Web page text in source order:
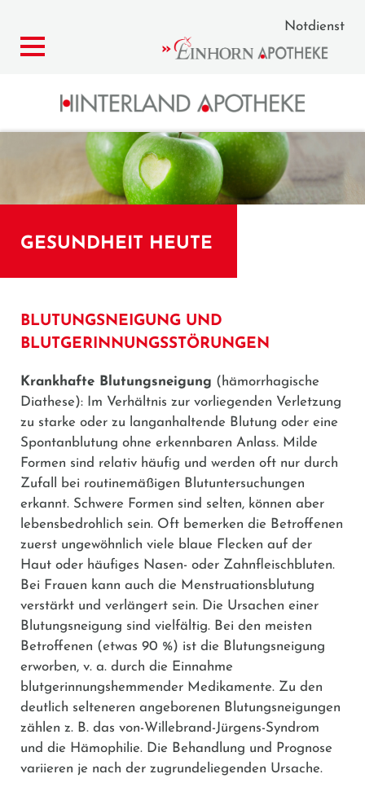
Notdienst
GESUNDHEIT HEUTE
BLUTUNGSNEIGUNG UND
BLUTGERINNUNGSSTÖRUNGEN
Krankhafte Blutungsneigung (hämorrhagische
Diathese): Im Verhältnis zur vorliegenden Verletzung
zu starke oder zu langanhaltende Blutung oder eine
Spontanblutung ohne erkennbaren Anlass. Milde
Formen sind relativ häufig und werden oft nur durch
Zufall bei routinemäßigen Blutuntersuchungen
erkannt. Schwere Formen sind selten, können aber
lebensbedrohlich sein. Oft bemerken die Betroffenen
zuerst ungewöhnlich viele blaue Flecken auf der
Haut oder häufiges Nasen- oder Zahnfleischbluten.
Bei Frauen kann auch die Menstruationsblutung
verstärkt und verlängert sein. Die Ursachen einer
Blutungsneigung sind vielfältig. Bei den meisten
Betroffenen (etwas 90 %) ist die Blutungsneigung
erworben, v. a. durch die Einnahme
blutgerinnungshemmender Medikamente. Zu den
deutlich selteneren angeborenen Blutungsneigungen
zählen z. B. das von-Willebrand-Jürgens-Syndrom
und die Hämophilie. Die Behandlung und Prognose
variieren je nach der zugrundeliegenden Ursache.